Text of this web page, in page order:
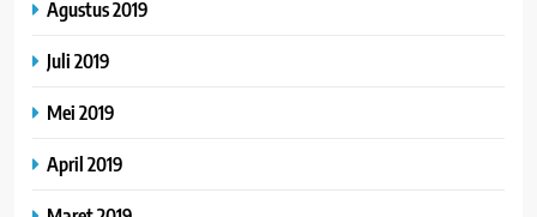
Agustus 2019
Juli 2019
Mei 2019
April 2019